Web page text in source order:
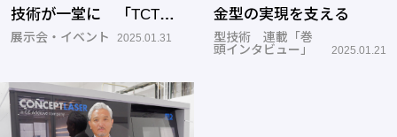
技術が一堂に 「TCT
Japan 2025」が開催
展示会・イベント 2025.01.31
金型の実現を支える
型技術 連載「巻
頭インタビュー」
2025.01.21